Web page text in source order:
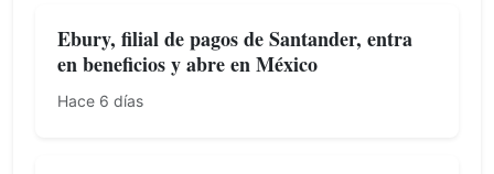
Ebury, filial de pagos de Santander, entra
en beneficios y abre en México
Hace 6 días